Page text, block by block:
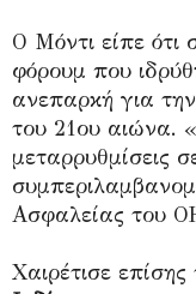
Ο Μόντι είπε
φόρουμ που
ανεπαρκή για
του 21ου αιώνα.
μεταρρυθμίσεις
Ασφαλείας του
Χαιρέτισε